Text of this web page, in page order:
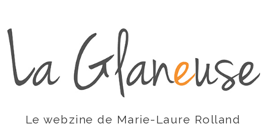
Le webzine de Marie-Laure Rolland